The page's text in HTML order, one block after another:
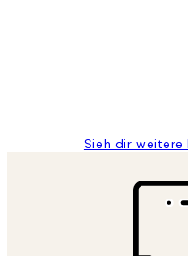
Sieh dir weitere